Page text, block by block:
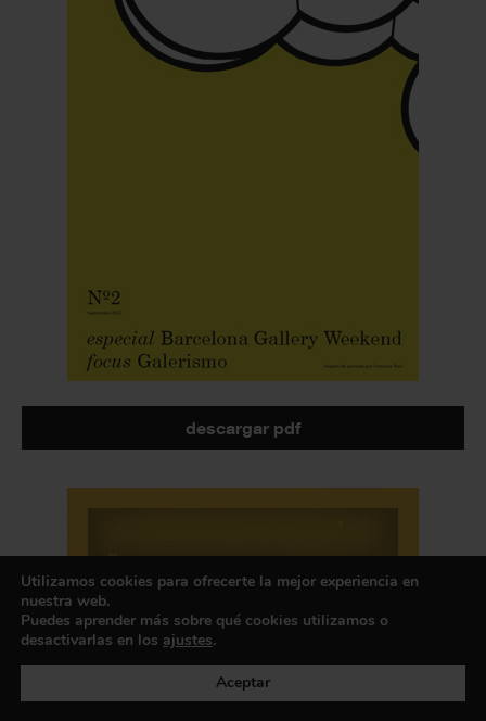
descargar pdf
Utilizamos cookies para ofrecerte la mejor experiencia en
nuestra web.
Puedes aprender más sobre qué cookies utilizamos o
desactivarlas en los ajustes.
Aceptar